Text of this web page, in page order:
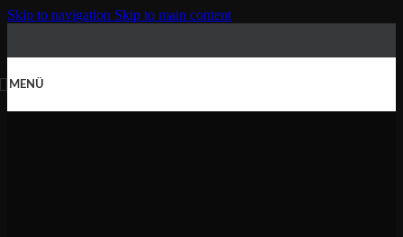
Skip to navigation Skip to main content
MENÜ